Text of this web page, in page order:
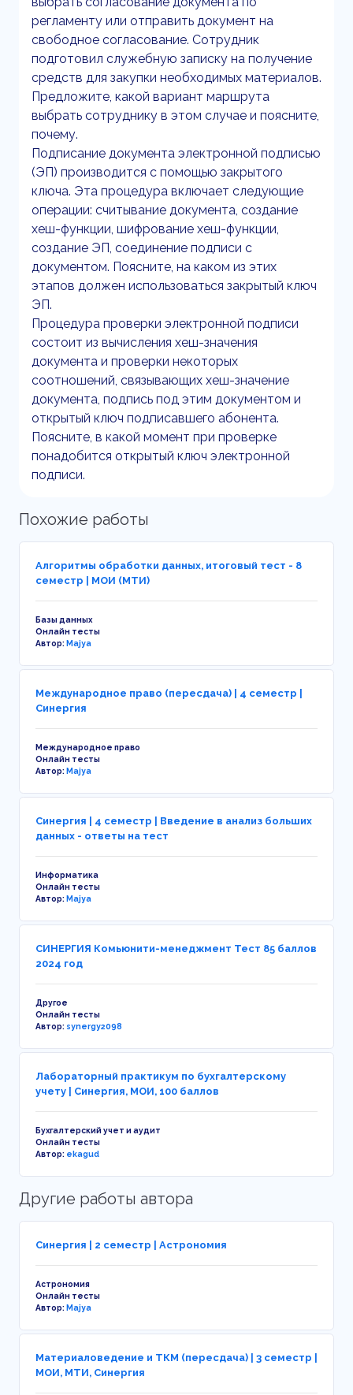
регламенту или отправить документ на
свободное согласование. Сотрудник
подготовил служебную записку на получение
средств для закупки необходимых материалов.
Предложите, какой вариант маршрута
выбрать сотруднику в этом случае и поясните,
почему.
Подписание документа электронной подписью
(ЭП) производится с помощью закрытого
ключа. Эта процедура включает следующие
операции: считывание документа, создание
хеш-функции, шифрование хеш-функции,
создание ЭП, соединение подписи с
документом. Поясните, на каком из этих
этапов должен использоваться закрытый ключ
ЭП.
Процедура проверки электронной подписи
состоит из вычисления хеш-значения
документа и проверки некоторых
соотношений, связывающих хеш-значение
документа, подпись под этим документом и
открытый ключ подписавшего абонента.
Поясните, в какой момент при проверке
понадобится открытый ключ электронной
подписи.
Похожие работы
Алгоритмы обработки данных, итоговый тест - 8
семестр | МОИ (МТИ)
Базы данных
Онлайн тесты
Автор:Majya
Международное право (пересдача) | 4 семестр |
Синергия
Международное право
Онлайн тесты
Автор:Majya
Синергия | 4 семестр | Введение в анализ больших
данных - ответы на тест
Информатика
Онлайн тесты
Автор:Majya
СИНЕРГИЯ Комьюнити-менеджмент Тест 85 баллов
2024 год
Другое
Онлайн тесты
Автор:synergy2098
Лабораторный практикум по бухгалтерскому
учету | Синергия, МОИ, 100 баллов
Бухгалтерский учет и аудит
Онлайн тесты
Автор: ekagud
Другие работы автора
Синергия | 2 семестр | Астрономия
Астрономия
Онлайн тесты
Автор:Majya
Материаловедение и ТКМ (пересдача) | 3 семестр |
МОИ, МТИ, Синергия